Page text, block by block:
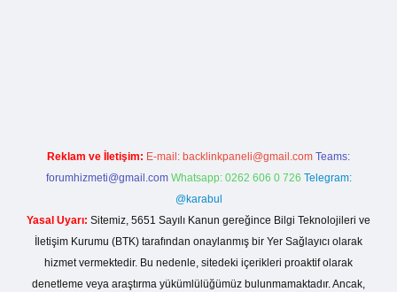
Reklam ve İletişim: E-mail: backlinkpaneli@gmail.com Teams:
forumhizmeti@gmail.com Whatsapp: 0262 606 0 726 Telegram:
@karabul
Yasal Uyarı: Sitemiz, 5651 Sayılı Kanun gereğince Bilgi Teknolojileri ve
İletişim Kurumu (BTK) tarafından onaylanmış bir Yer Sağlayıcı olarak
hizmet vermektedir. Bu nedenle, sitedeki içerikleri proaktif olarak
denetleme veya araştırma yükümlülüğümüz bulunmamaktadır. Ancak,